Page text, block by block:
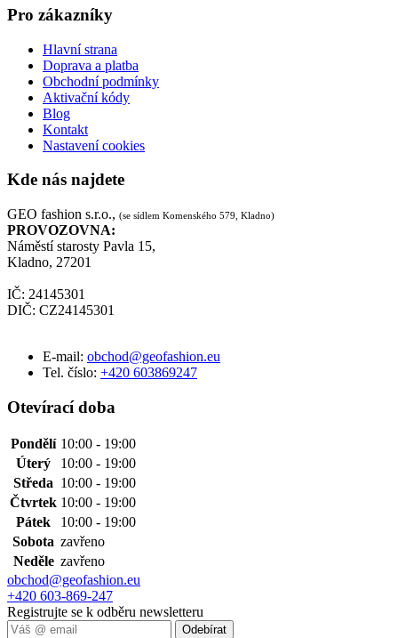
Pro zákazníky
Hlavní strana
Doprava a platba
Obchodní podmínky
Aktivační kódy
Blog
Kontakt
Nastavení cookies
Kde nás najdete
GEO fashion s.r.o., (se sídlem Komenského 579, Kladno)
PROVOZOVNA:
Náměstí starosty Pavla 15,
Kladno, 27201
IČ: 24145301
DIČ: CZ24145301
E-mail: obchod@geofashion.eu
Tel. číslo: +420 603869247
Otevírací doba
Pondělí 10:00 - 19:00
Úterý
10:00 - 19:00
Středa 10:00 - 19:00
Čtvrtek 10:00 - 19:00
Pátek
10:00 - 19:00
Sobota zavřeno
Neděle zavřeno
obchod@geofashion.eu
+420 603-869-247
Registrujte se k odběru newsletteru
Odebírat